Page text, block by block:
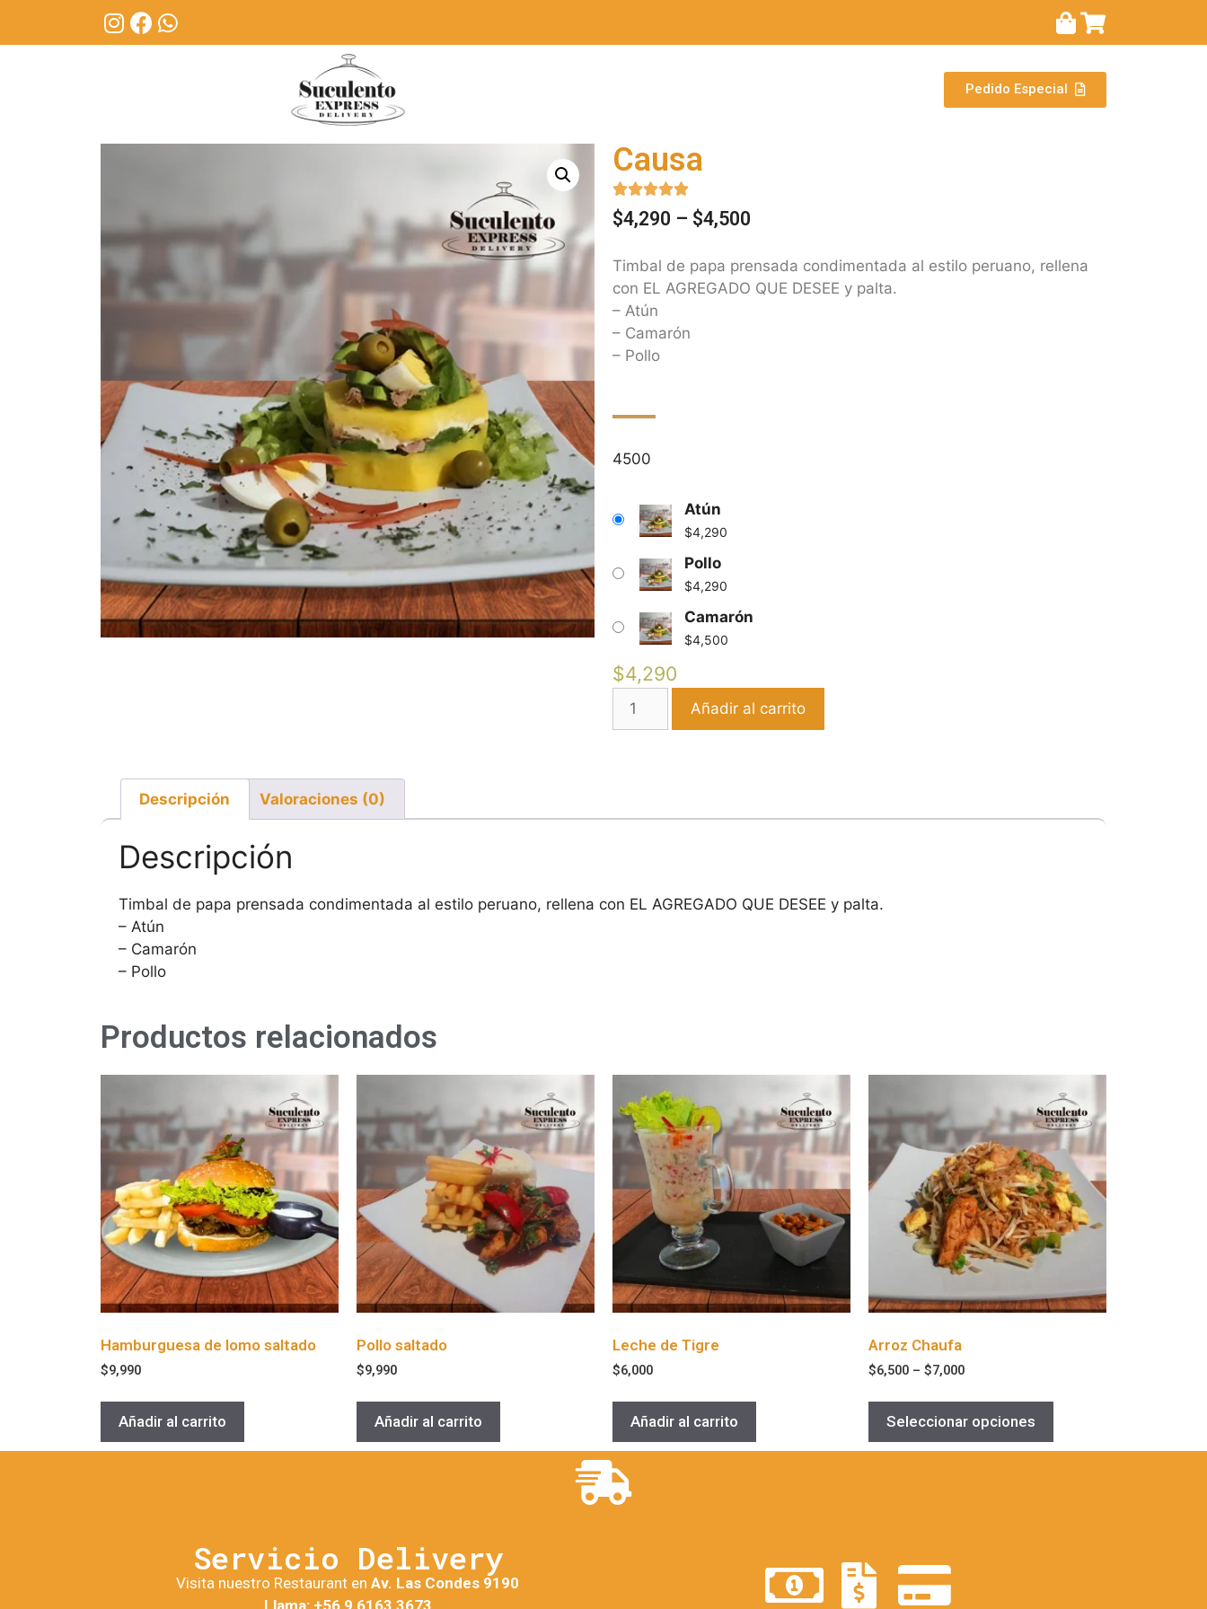
Pedido Especial
Causa

$4,290 – $4,500
Timbal de papa prensada condimentada al estilo peruano, rellena
con EL AGREGADO QUE DESEE y palta.
– Atún
– Camarón
– Pollo
4500
Atún
$4,290
Pollo
$4,290
Camarón
$4,500
$4,290
Añadir al carrito
Descripción Valoraciones (0)
Descripción
Timbal de papa prensada condimentada al estilo peruano, rellena con EL AGREGADO QUE DESEE y palta.
– Atún
– Camarón
– Pollo
Productos relacionados
Hamburguesa de lomo saltado
$9,990
Añadir al carrito
Pollo saltado
$9,990
Añadir al carrito
Leche de Tigre
$6,000
Añadir al carrito
Arroz Chaufa
$6,500 – $7,000
Seleccionar opciones
Servicio Delivery
Visita nuestro Restaurant en Av. Las Condes 9190